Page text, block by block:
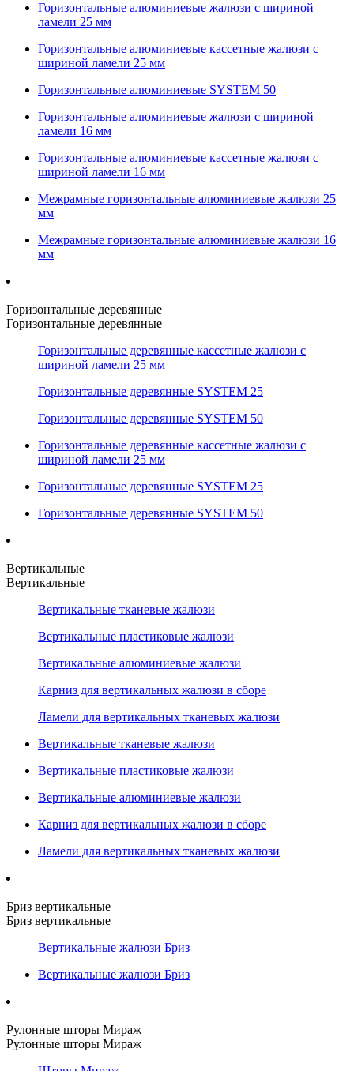
Горизонтальные алюминиевые жалюзи с шириной
ламели 25 мм
Горизонтальные алюминиевые кассетные жалюзи с
шириной ламели 25 мм
Горизонтальные алюминиевые SYSTEM 50
Горизонтальные алюминиевые жалюзи с шириной
ламели 16 мм
Горизонтальные алюминиевые кассетные жалюзи с
шириной ламели 16 мм
Межрамные горизонтальные алюминиевые жалюзи 25
мм
Межрамные горизонтальные алюминиевые жалюзи 16
мм
Горизонтальные деревянные
Горизонтальные деревянные
Горизонтальные деревянные кассетные жалюзи с
шириной ламели 25 мм
Горизонтальные деревянные SYSTEM 25
Горизонтальные деревянные SYSTEM 50
Горизонтальные деревянные кассетные жалюзи с
шириной ламели 25 мм
Горизонтальные деревянные SYSTEM 25
Горизонтальные деревянные SYSTEM 50
Вертикальные
Вертикальные
Вертикальные тканевые жалюзи
Вертикальные пластиковые жалюзи
Вертикальные алюминиевые жалюзи
Карниз для вертикальных жалюзи в сборе
Ламели для вертикальных тканевых жалюзи
Вертикальные тканевые жалюзи
Вертикальные пластиковые жалюзи
Вертикальные алюминиевые жалюзи
Карниз для вертикальных жалюзи в сборе
Ламели для вертикальных тканевых жалюзи
Бриз вертикальные
Бриз вертикальные
Вертикальные жалюзи Бриз
Вертикальные жалюзи Бриз
Рулонные шторы Мираж
Рулонные шторы Мираж